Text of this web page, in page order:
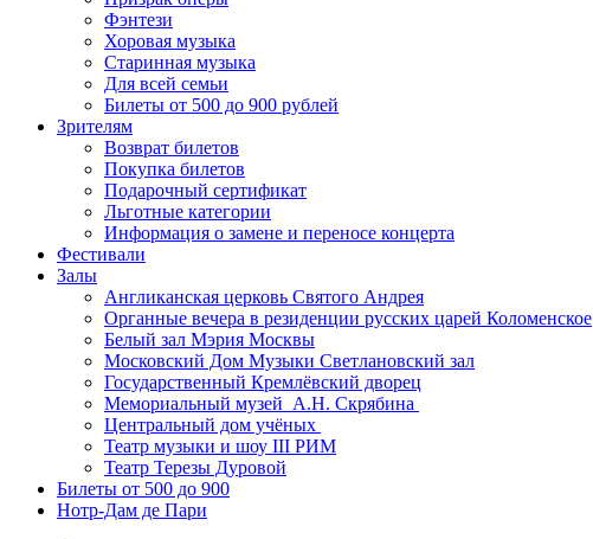
Фэнтези
Хоровая музыка
Старинная музыка
Для всей семьи
Билеты от 500 до 900 рублей
Зрителям
Возврат билетов
Покупка билетов
Подарочный сертификат
Льготные категории
Информация о замене и переносе концерта
Фестивали
Залы
Англиканская церковь Святого Андрея
Органные вечера в резиденции русских царей Коломенское
Белый зал Мэрия Москвы
Московский Дом Музыки Светлановский зал
Государственный Кремлёвский дворец
Мемориальный музей А.Н. Скрябина
Центральный дом учёных
Театр музыки и шоу III РИМ
Театр Терезы Дуровой
Билеты от 500 до 900
Нотр-Дам де Пари